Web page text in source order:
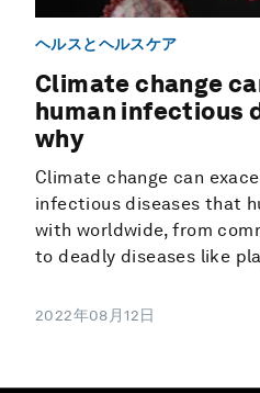
ヘルスとヘルスケア
Climate change
human infectious
why
Climate change can
infectious diseases that
with worldwide, from
to deadly diseases like
2022年08月12日